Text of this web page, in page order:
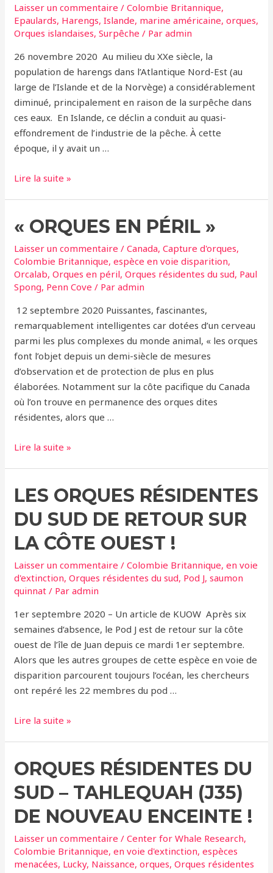
Laisser un commentaire /Colombie Britannique,
Epaulards, Harengs,Islande, marine américaine,orques,
Orques islandaises,Surpêche / Paradmin
26 novembre 2020 Au milieu du XXe siècle, la
population de harengs dans l’Atlantique Nord-Est (au
large de l’Islande et de la Norvège) a considérablement
diminué, principalement en raison de la surpêche dans
ces eaux. En Islande, ce déclin a conduit au quasi-
effondrement de l’industrie de la pêche. À cette
époque, il y avait un …
1954-
Plus
100
orques
tués
Islande
par
la
marine
américaine
Lire la suite »
« ORQUES EN PÉRIL »
Laisser un commentaire /Canada,Capture d'orques,
Colombie Britannique,espèce en voie disparition,
Orcalab,Orques en péril,Orques résidentes du sud, Paul
Spong, Penn Cove / Paradmin
12 septembre 2020 Puissantes, fascinantes,
remarquablement intelligentes car dotées d’un cerveau
parmi les plus complexes du monde animal, « les orques
font l’objet depuis un demi-siècle de mesures
d’observation et de protection de plus en plus
élaborées. Notamment sur la côte pacifique du Canada
où l’on trouve en permanence des orques dites
résidentes, alors que …
«
péril
Lire la suite »
LES ORQUES RÉSIDENTES
DU SUD DE RETOUR SUR
LA CÔTE OUEST !
Laisser un commentaire /Colombie Britannique,en voie
d'extinction,Orques résidentes du sud, Pod J,saumon
quinnat / Paradmin
1er septembre 2020 – Un article de KUOW Après six
semaines d‘absence, le Pod J est de retour sur la côte
ouest de l’île de Juan depuis ce mardi 1er septembre.
Alors que les autres groupes de cette espèce en voie de
disparition parcourent toujours l’océan, les chercheurs
ont repéré les 22 membres du pod …
Les
du
de
retour
sur
la
côte
Lire la suite »
ORQUES RÉSIDENTES DU
SUD – TAHLEQUAH (J35)
DE NOUVEAU ENCEINTE !
Laisser un commentaire /Center for Whale Research,
Colombie Britannique,en voie d'extinction,espèces
menacées, Lucky, Naissance,orques,Orques résidentes